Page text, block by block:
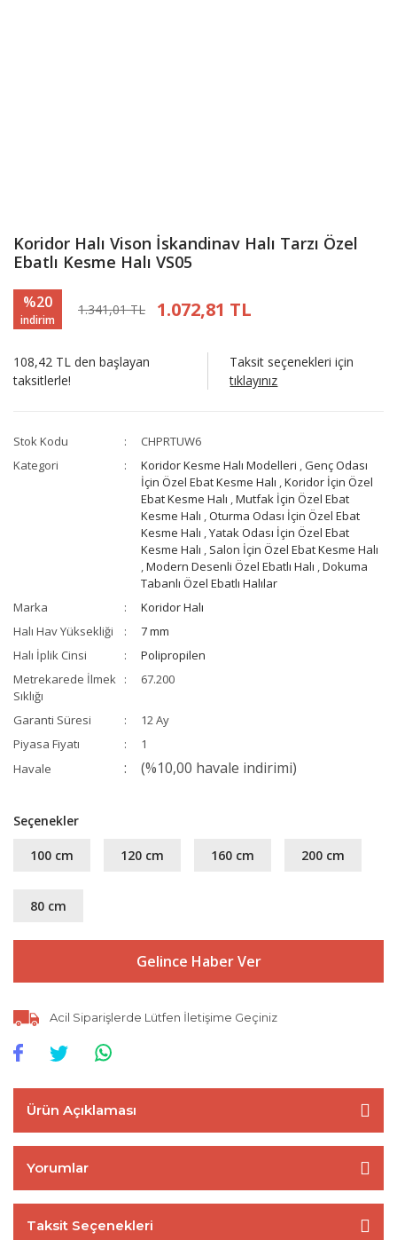
Koridor Halı Vison İskandinav Halı Tarzı Özel
Ebatlı Kesme Halı VS05
%20
indirim
1.341,01 TL 1.072,81 TL
108,42 TL den başlayan
taksitlerle!
Taksit seçenekleri için
tıklayınız
Stok Kodu
CHPRTUW6
Kategori
Koridor Kesme Halı Modelleri ,Genç Odası
İçin Özel Ebat Kesme Halı ,Koridor İçin Özel
Ebat Kesme Halı ,Mutfak İçin Özel Ebat
Kesme Halı ,Oturma Odası İçin Özel Ebat
Kesme Halı ,Yatak Odası İçin Özel Ebat
Kesme Halı , Salon İçin Özel Ebat Kesme Halı
,Modern Desenli Özel Ebatlı Halı ,Dokuma
Tabanlı Özel Ebatlı Halılar
Marka
Koridor Halı
Halı Hav Yüksekliği
7 mm
Halı İplik Cinsi
Polipropilen
Metrekarede İlmek
Sıklığı
67.200
Garanti Süresi
12 Ay
Piyasa Fiyatı
1
Havale
(%10,00 havale indirimi)
Seçenekler
100 cm 120 cm 160 cm 200 cm
80 cm
Gelince Haber Ver
Acil Siparişlerde Lütfen İletişime Geçiniz
Ürün Açıklaması
Yorumlar
Taksit Seçenekleri